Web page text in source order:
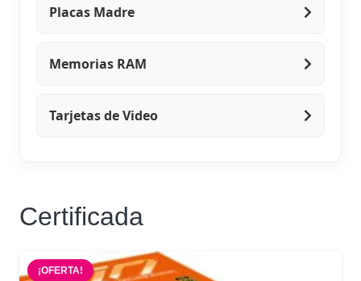
Placas Madre
Memorias RAM
Tarjetas de Video
Certificada
¡OFERTA!